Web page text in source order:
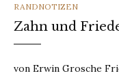
CATEGORIES
RANDNOTIZEN
Zahn und
von Erwin Grosche